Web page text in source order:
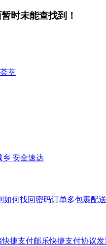
时未能查找到！
萃
乡 安全速达
如何找回密码订单多包裹配送
快捷支付邮乐快捷支付协议